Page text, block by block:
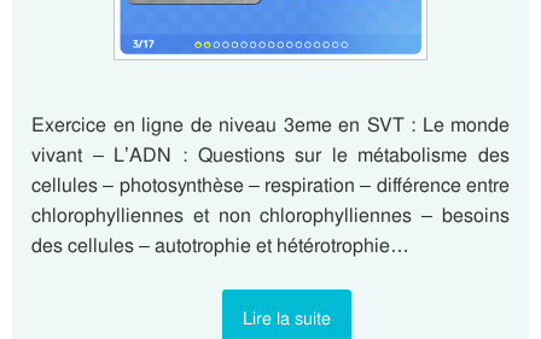
Exercice en ligne de niveau 3eme en SVT : Le monde
vivant – L’ADN : Questions sur le métabolisme des
cellules – photosynthèse – respiration – différence entre
chlorophylliennes et non chlorophylliennes – besoins
des cellules – autotrophie et hétérotrophie…
Lire la suite